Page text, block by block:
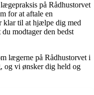
på Rådhustorvet
for at aftale en
klar til at hjælpe dig med
modtager den bedst
lægerne på Rådhustorvet i
og vi ønsker dig held og